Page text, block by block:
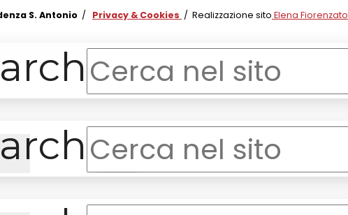
S. Antonio / Privacy & Cookies / Realizzazione sito Elena Fiorenzato
Clear